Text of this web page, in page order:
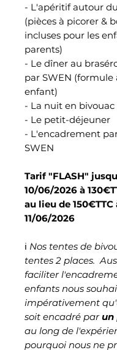
- L'apéritif autour
(pièces à picorer &
incluses pour les
parents)
- Le dîner au
par SWEN (formule
enfant)
- La nuit en bivouac
- Le petit-déjeuner
- L'encadrement
SWEN
Tarif "FLASH"
10/06/2026 à
au lieu de
11/06/2026
ℹ️ Nos tentes de
tentes 2 places.
faciliter
enfants nous
impérativement qu'
soit encadré parun
au long de
pourquoi nous ne